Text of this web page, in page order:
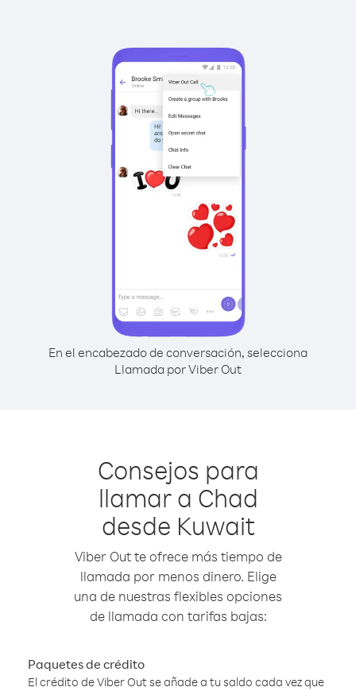
En el encabezado de conversación, selecciona
Llamada por Viber Out
Consejos para
llamar a Chad
desde Kuwait
Viber Out te ofrece más tiempo de
llamada por menos dinero. Elige
una de nuestras flexibles opciones
de llamada con tarifas bajas:
Paquetes de crédito
El crédito de Viber Out se añade a tu saldo cada vez que